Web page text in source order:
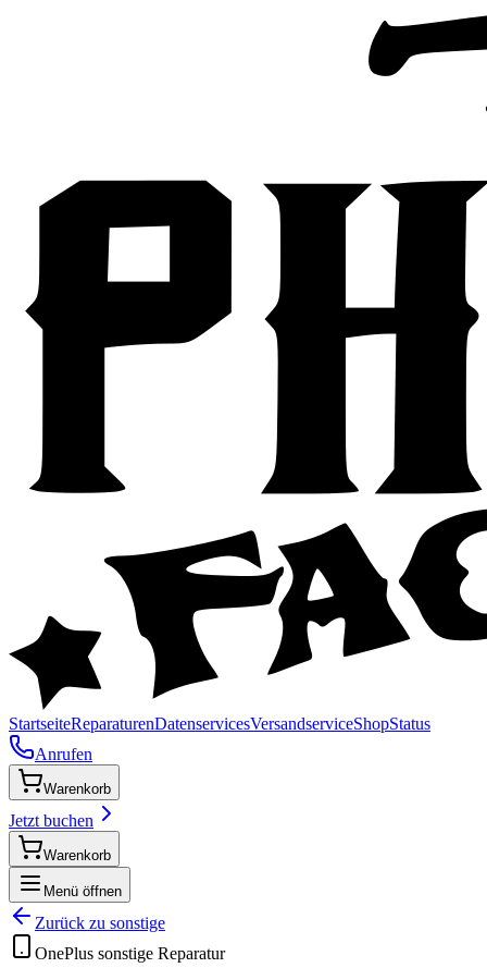
StartseiteReparaturenDatenservicesVersandserviceShopStatus
Anrufen
Warenkorb
Jetzt buchen
Warenkorb
Menü öffnen
Zurück zu sonstige
OnePlus sonstige Reparatur